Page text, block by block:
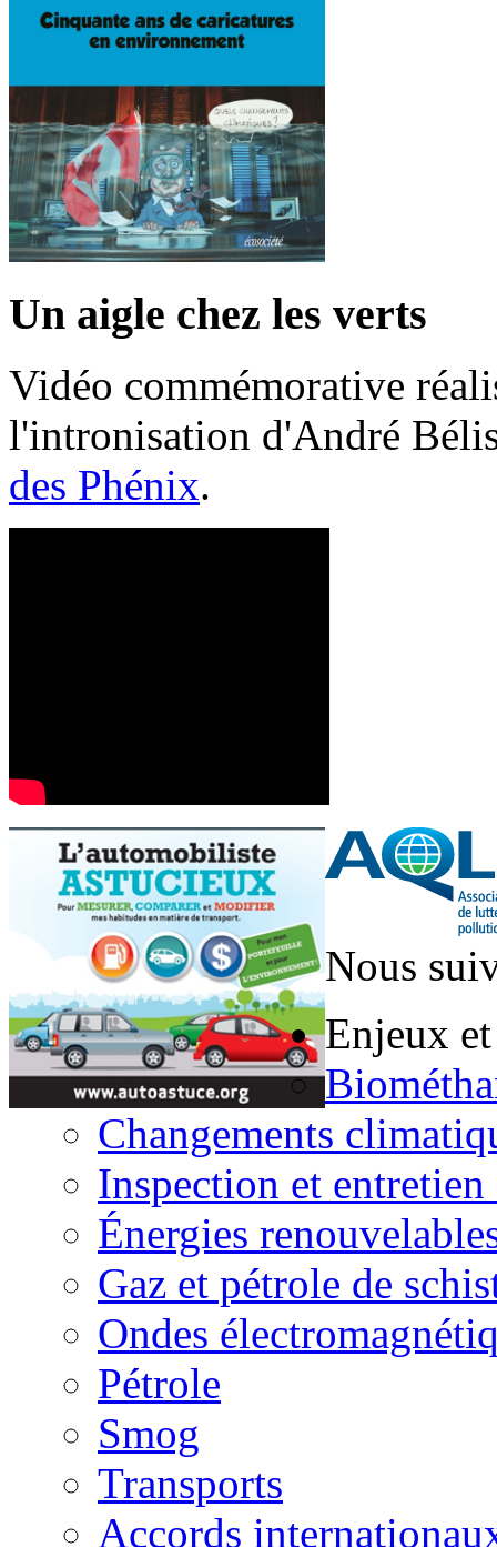
Un aigle chez les verts
Vidéo commémorative
l'intronisation d'André
des Phénix.
Nous
Enjeux
Changements
Inspection et entretien
Énergies
Gaz et pétrole de
Ondes
Pétrole
Smog
Transports
Accords